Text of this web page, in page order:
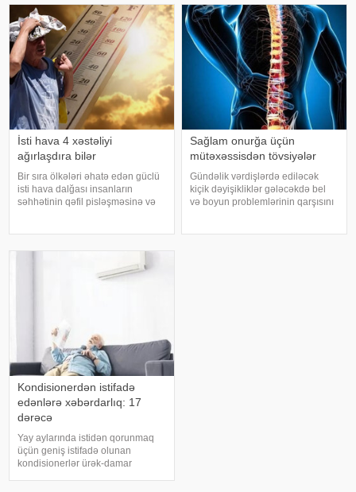
insanın kifayət qədə
həyatında diqqətsiz bir şəxsiyyətə
sahib olduğu, ətrafındak
İsti hava 4 xəstəliyi
ağırlaşdıra bilər
Bir sıra ölkələri əhatə edən güclü
isti hava dalğası insanların
səhhətinin qəfil pisləşməsinə və
günvurma riski yaratmır. xarici
Sağlam onurğa üçün
mütəxəssisdən tövsiyələr
Gündəlik vərdişlərdə ediləcək
kiçik dəyişikliklər gələcəkdə bel
və boyun problemlərinin qarşısını
Kondisionerdən istifadə
edənlərə xəbərdarlıq: 17
dərəcə
Yay aylarında istidən qorunmaq
üçün geniş istifadə olunan
kondisionerlər ürək-damar